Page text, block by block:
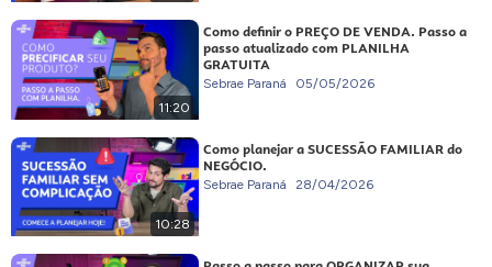
11:20
Como definir o PREÇO DE VENDA. Passo a
passo atualizado com PLANILHA
GRATUITA
Sebrae Paraná 05/05/2026
10:28
Como planejar a SUCESSÃO FAMILIAR do
NEGÓCIO.
Sebrae Paraná 28/04/2026